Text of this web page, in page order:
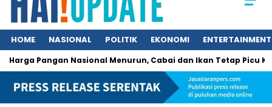
HOME NASIONAL POLITIK EKONOMI ENTERTAINMENT
Nasional Menurun, Cabai dan Ikan Tetap Picu